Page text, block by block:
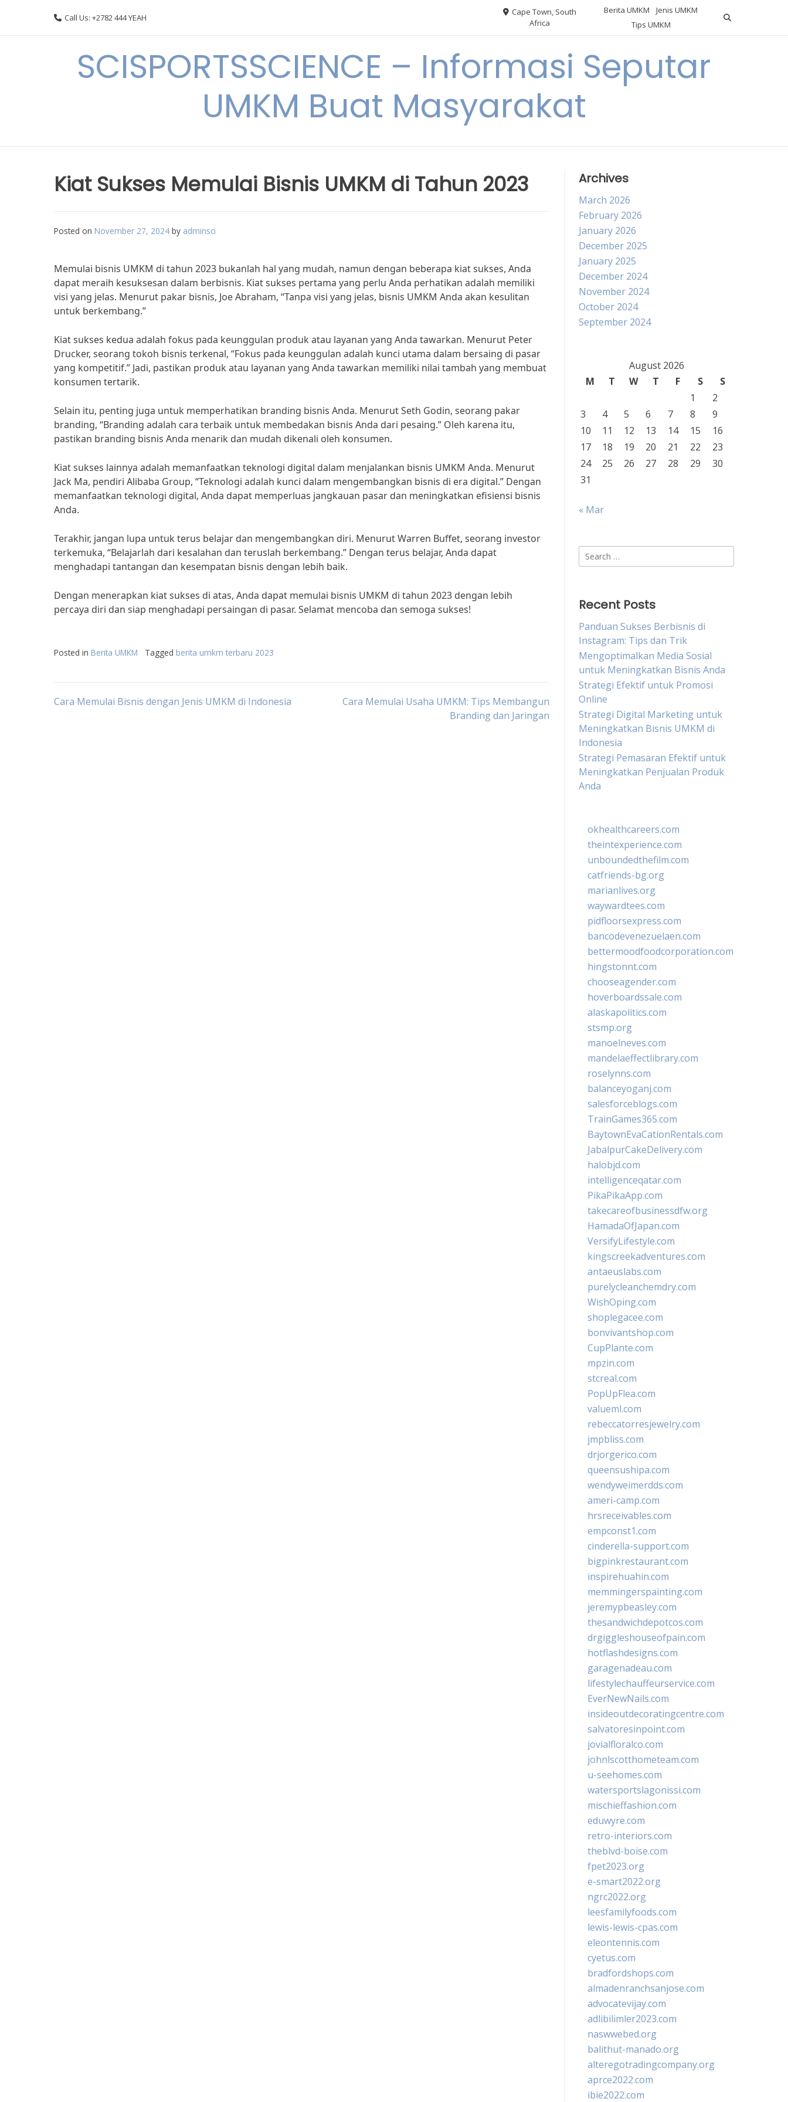
Call Us: +2782 444 YEAH
Cape Town, South
Africa
Berita UMKM
Jenis UMKM
Tips UMKM
SCISPORTSSCIENCE – Informasi Seputar
UMKM Buat Masyarakat
Kiat Sukses Memulai Bisnis UMKM di Tahun 2023
Posted on November 27, 2024 by adminsci
Memulai bisnis UMKM di tahun 2023 bukanlah hal yang mudah, namun dengan beberapa kiat sukses, Anda
dapat meraih kesuksesan dalam berbisnis. Kiat sukses pertama yang perlu Anda perhatikan adalah memiliki
visi yang jelas. Menurut pakar bisnis, Joe Abraham, “Tanpa visi yang jelas, bisnis UMKM Anda akan kesulitan
untuk berkembang.”
Kiat sukses kedua adalah fokus pada keunggulan produk atau layanan yang Anda tawarkan. Menurut Peter
Drucker, seorang tokoh bisnis terkenal, “Fokus pada keunggulan adalah kunci utama dalam bersaing di pasar
yang kompetitif.” Jadi, pastikan produk atau layanan yang Anda tawarkan memiliki nilai tambah yang membuat
konsumen tertarik.
Selain itu, penting juga untuk memperhatikan branding bisnis Anda. Menurut Seth Godin, seorang pakar
branding, “Branding adalah cara terbaik untuk membedakan bisnis Anda dari pesaing.” Oleh karena itu,
pastikan branding bisnis Anda menarik dan mudah dikenali oleh konsumen.
Kiat sukses lainnya adalah memanfaatkan teknologi digital dalam menjalankan bisnis UMKM Anda. Menurut
Jack Ma, pendiri Alibaba Group, “Teknologi adalah kunci dalam mengembangkan bisnis di era digital.” Dengan
memanfaatkan teknologi digital, Anda dapat memperluas jangkauan pasar dan meningkatkan efisiensi bisnis
Anda.
Terakhir, jangan lupa untuk terus belajar dan mengembangkan diri. Menurut Warren Buffet, seorang investor
terkemuka, “Belajarlah dari kesalahan dan teruslah berkembang.” Dengan terus belajar, Anda dapat
menghadapi tantangan dan kesempatan bisnis dengan lebih baik.
Dengan menerapkan kiat sukses di atas, Anda dapat memulai bisnis UMKM di tahun 2023 dengan lebih
percaya diri dan siap menghadapi persaingan di pasar. Selamat mencoba dan semoga sukses!
Posted in Berita UMKM Tagged berita umkm terbaru 2023
Post
Cara Memulai Bisnis dengan Jenis UMKM di Indonesia
Cara Memulai Usaha UMKM: Tips Membangun
Branding dan Jaringan
Archives
March 2026
February 2026
January 2026
December 2025
January 2025
December 2024
November 2024
October 2024
September 2024
August 2026
M
T W T F S
S
1
2
3
4 5 6 7 8
9
10
11 12 13 14 15
16
17
18 19 20 21 22
23
24
25 26 27 28 29
30
31
« Mar
Search
for:
Recent Posts
Panduan Sukses Berbisnis di
Instagram: Tips dan Trik
Mengoptimalkan Media Sosial
untuk Meningkatkan Bisnis Anda
Strategi Efektif untuk Promosi
Online
Strategi Digital Marketing untuk
Meningkatkan Bisnis UMKM di
Indonesia
Strategi Pemasaran Efektif untuk
Meningkatkan Penjualan Produk
Anda
okhealthcareers.com
theintexperience.com
unboundedthefilm.com
catfriends-bg.org
marianlives.org
waywardtees.com
pidfloorsexpress.com
bancodevenezuelaen.com
bettermoodfoodcorporation.com
hingstonnt.com
chooseagender.com
hoverboardssale.com
alaskapolitics.com
stsmp.org
manoelneves.com
mandelaeffectlibrary.com
roselynns.com
balanceyoganj.com
salesforceblogs.com
TrainGames365.com
BaytownEvaCationRentals.com
JabalpurCakeDelivery.com
halobjd.com
intelligenceqatar.com
PikaPikaApp.com
takecareofbusinessdfw.org
HamadaOfJapan.com
VersifyLifestyle.com
kingscreekadventures.com
antaeuslabs.com
purelycleanchemdry.com
WishOping.com
shoplegacee.com
bonvivantshop.com
CupPlante.com
mpzin.com
stcreal.com
PopUpFlea.com
valueml.com
rebeccatorresjewelry.com
jmpbliss.com
drjorgerico.com
queensushipa.com
wendyweimerdds.com
ameri-camp.com
hrsreceivables.com
empconst1.com
cinderella-support.com
bigpinkrestaurant.com
inspirehuahin.com
memmingerspainting.com
jeremypbeasley.com
thesandwichdepotcos.com
drgiggleshouseofpain.com
hotflashdesigns.com
garagenadeau.com
lifestylechauffeurservice.com
EverNewNails.com
insideoutdecoratingcentre.com
salvatoresinpoint.com
jovialfloralco.com
johnlscotthometeam.com
u-seehomes.com
watersportslagonissi.com
mischieffashion.com
eduwyre.com
retro-interiors.com
theblvd-boise.com
fpet2023.org
e-smart2022.org
ngrc2022.org
leesfamilyfoods.com
lewis-lewis-cpas.com
eleontennis.com
cyetus.com
bradfordshops.com
almadenranchsanjose.com
advocatevijay.com
adlibilimler2023.com
naswwebed.org
balithut-manado.org
alteregotradingcompany.org
aprce2022.com
ibie2022.com